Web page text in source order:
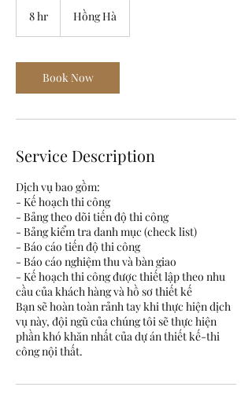
8 hr Hồng Hà
Book Now
Service Description
Dịch vụ bao gồm:
- Kế hoạch thi công
- Bảng theo dõi tiến độ thi công
- Bảng kiểm tra danh mục (check list)
- Báo cáo tiến độ thi công
- Báo cáo nghiệm thu và bàn giao
- Kế hoạch thi công được thiết lập theo nhu
cầu của khách hàng và hồ sơ thiết kế
Bạn sẽ hoàn toàn rảnh tay khi thực hiện dịch
vụ này, đội ngũ của chúng tôi sẽ thực hiện
phần khó khăn nhất của dự án thiết kế-thi
công nội thất.